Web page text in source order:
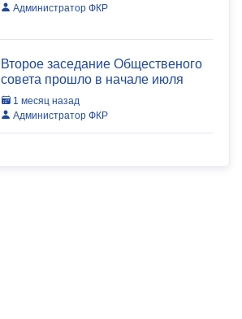
Администратор ФКР
Второе заседание Общественого
совета прошло в начале июля
1 месяц назад
Администратор ФКР